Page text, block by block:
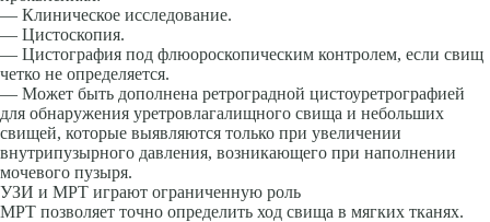
— Клиническое исследование.
— Цистоскопия.
— Цистография под флюороскопическим контролем, если свищ
четко не определяется.
— Может быть дополнена ретроградной цистоуретрографией
для обнаружения уретровлагалищного свища и небольших
свищей, которые выявляются только при увеличении
внутрипузырного давления, возникающего при наполнении
мочевого пузыря.
УЗИ и МРТ играют ограниченную роль
МРТ позволяет точно определить ход свища в мягких тканях.